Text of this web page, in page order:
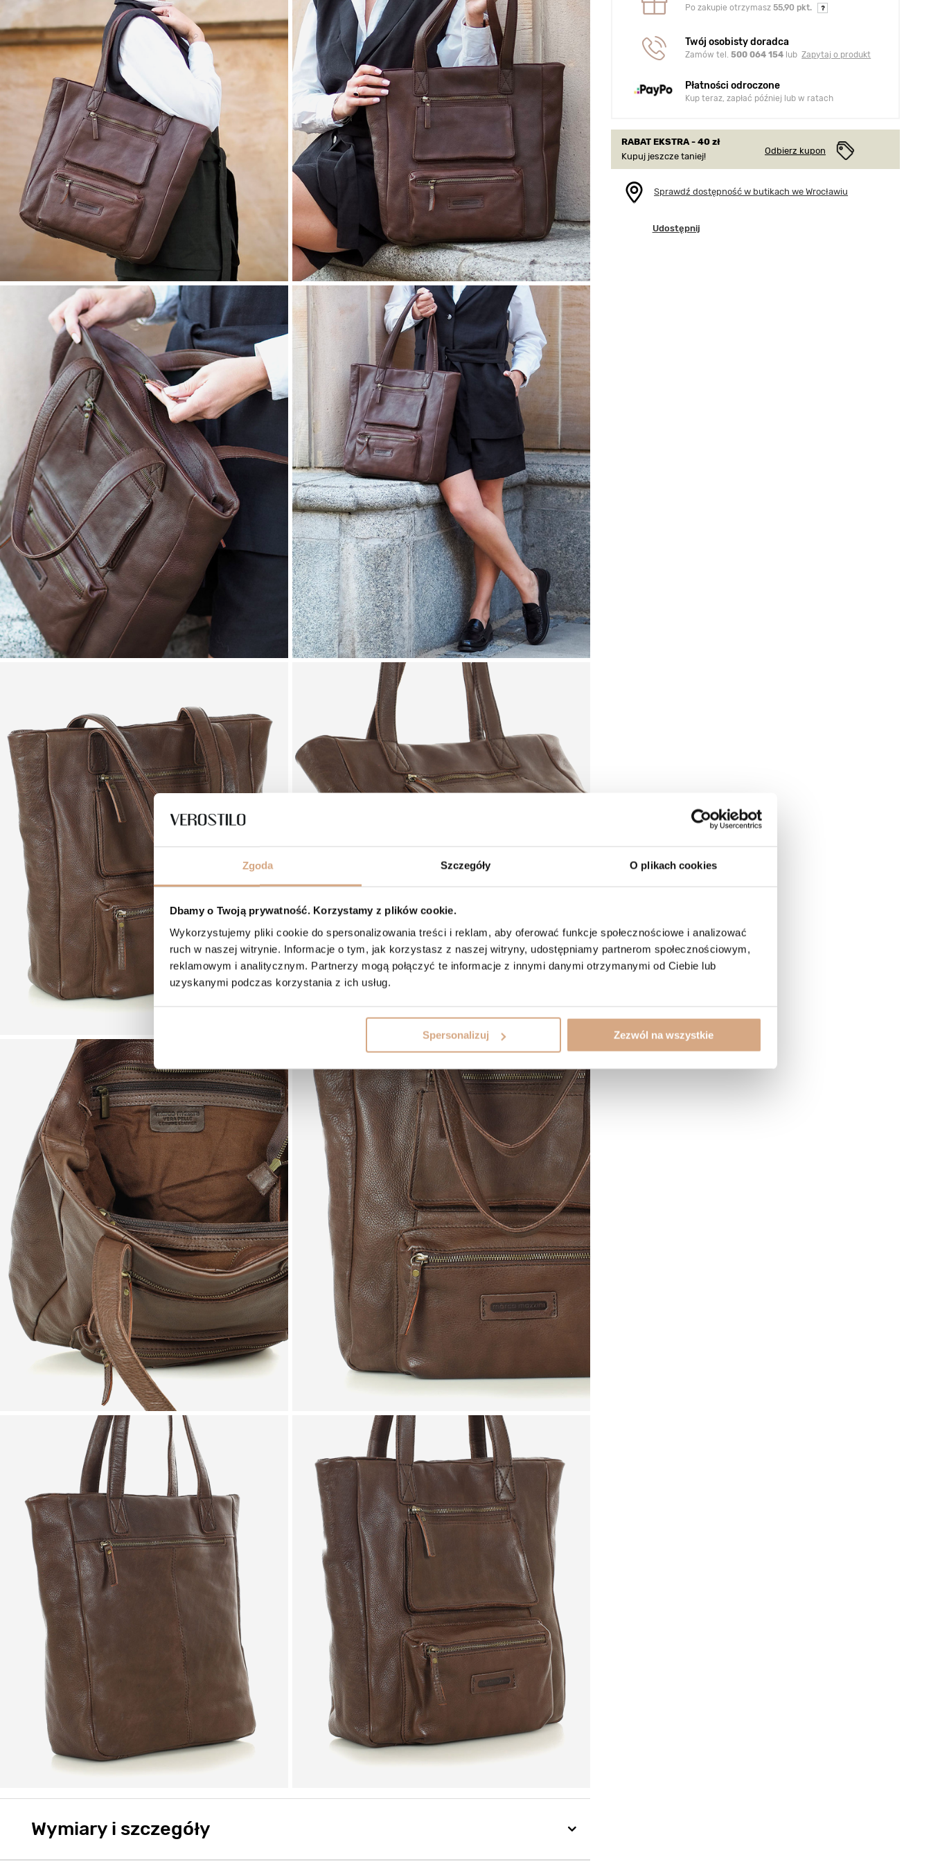
Zgoda Szczegóły O plikach cookies
Dbamy o Twoją prywatność. Korzystamy z plików cookie.
Wykorzystujemy pliki cookie do spersonalizowania treści i reklam, aby oferować funkcje społecznościowe i analizować
ruch w naszej witrynie. Informacje o tym, jak korzystasz z naszej witryny, udostępniamy partnerom społecznościowym,
reklamowym i analitycznym. Partnerzy mogą połączyć te informacje z innymi danymi otrzymanymi od Ciebie lub
uzyskanymi podczas korzystania z ich usług.
Spersonalizuj Zezwól na wszystkie
Po zakupie otrzymasz 55,90 pkt.
Twój osobisty doradca
Zamów tel.500 064 154 lub Zapytaj o produkt
Płatności odroczone
Kup teraz, zapłać później lub w ratach
RABAT EKSTRA - 40 zł
Kupuj jeszcze taniej!
Odbierz kupon
Sprawdź dostępność w butikach we Wrocławiu
Udostępnij
Wymiary i szczegóły